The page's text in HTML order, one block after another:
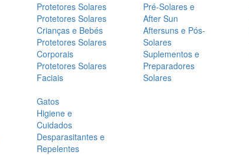
Protetores Solares
Protetores Solares
Crianças e Bebés
Protetores Solares
Corporais
Protetores Solares
Faciais
Pré-Solares e
After Sun
Aftersuns e Pós-
Solares
Suplementos e
Preparadores
Solares
Gatos
Higiene e
Cuidados
Desparasitantes e
Repelentes